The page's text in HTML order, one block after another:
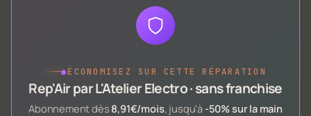
●ÉCONOMISEZ SUR CETTE RÉPARATION
Rep'Air par L'Atelier Electro · sans franchise
Abonnement dès 8,91€/mois, jusqu'à -50% sur la main